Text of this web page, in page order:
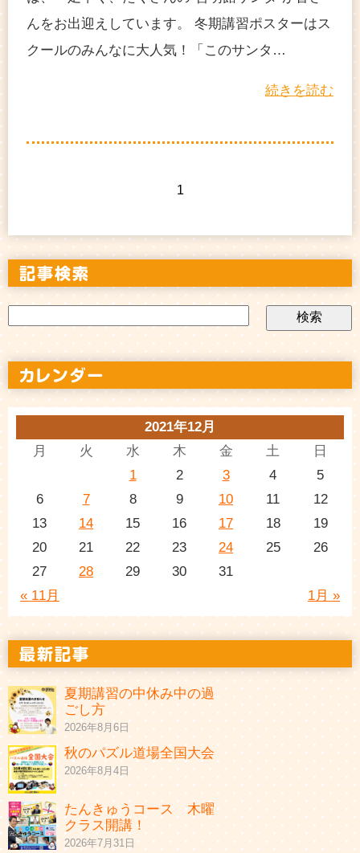
んをお出迎えしています。 冬期講習ポスターはス
クールのみんなに大人気！「このサンタ…
続きを読む
1
2021年12月
月
火 水 木 金 土 日
« 11月 1月 »
1 2 3 4
5
6
7 8 9 10 11
12
13
14 15 16 17 18
19
20
21 22 23 24 25
26
27
28 29 30 31
夏期講習の中休み中の過
ごし方
2026年8月6日
秋のパズル道場全国大会
2026年8月4日
たんきゅうコース 木曜
クラス開講！
2026年7月31日